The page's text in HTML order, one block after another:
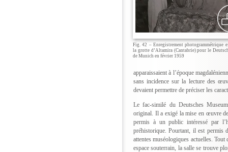
Fig. 42 – Enregistrement photogrammétrique
la grotte d’Altamira (Cantabrie) pour le
de Munich en février 1959
apparaissaient à l’époque
sans incidence sur la lecture des
devaient permettre de préciser les
Le fac-similé du Deutsches
original. Il a exigé la mise en œuvre
permis à un public intéressé par
préhistorique. Pourtant, il est permis
attentes muséologiques actuelles. Tout
espace souterrain, la salle se trouve